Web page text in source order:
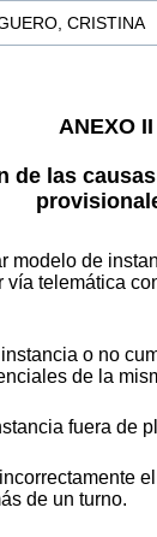
CRISTINA
ANEXO II
de las
modelo de
vía telemática
o no
de la
fuera de
de un turno.